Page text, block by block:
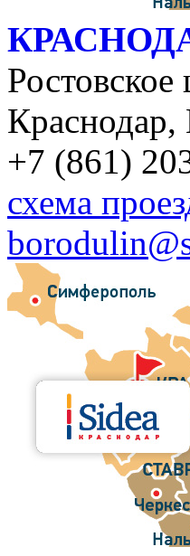
Краснодар,
+7 (861)
схема